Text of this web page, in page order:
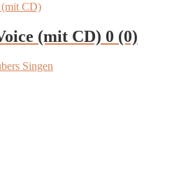
(mit CD) 0 (0)
Singen